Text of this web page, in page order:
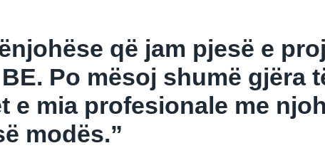
që jam pjesë e
Po mësoj shumë gjëra
e mia profesionale me
modës.”